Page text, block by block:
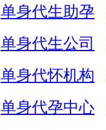
单身代生助孕
单身代生公司
单身代怀机构
单身代孕中心